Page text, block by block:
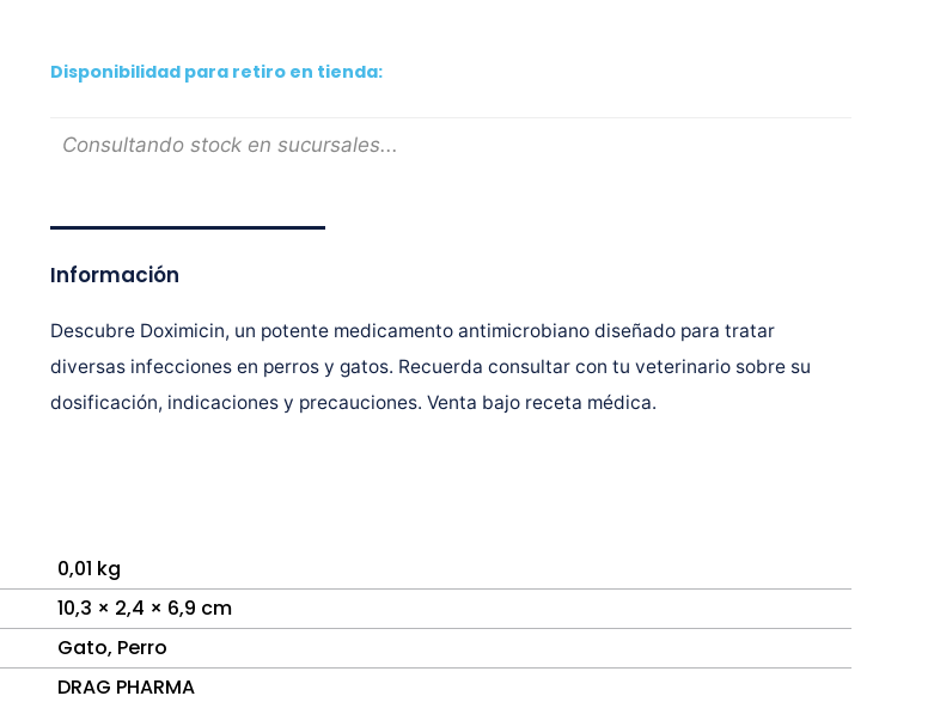
Disponibilidad para retiro en tienda:
Consultando stock en sucursales...
Información
Descubre Doximicin, un potente medicamento antimicrobiano diseñado para tratar
diversas infecciones en perros y gatos. Recuerda consultar con tu veterinario sobre su
dosificación, indicaciones y precauciones. Venta bajo receta médica.
0,01 kg
10,3 × 2,4 × 6,9 cm
Gato, Perro
DRAG PHARMA